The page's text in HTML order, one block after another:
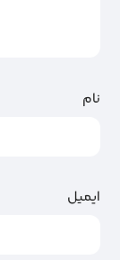
نام
ایمیل